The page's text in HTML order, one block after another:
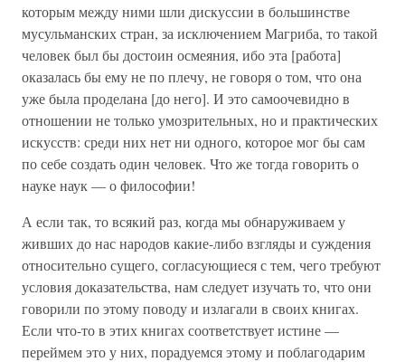
которым между ними шли дискуссии в большинстве
мусульманских стран, за исключением Магриба, то такой
человек был бы достоин осмеяния, ибо эта [работа]
оказалась бы ему не по плечу, не говоря о том, что она
уже была проделана [до него]. И это самоочевидно в
отношении не только умозрительных, но и практических
искусств: среди них нет ни одного, которое мог бы сам
по себе создать один человек. Что же тогда говорить о
науке наук — о философии!
А если так, то всякий раз, когда мы обнаруживаем у
живших до нас народов какие-либо взгляды и суждения
относительно сущего, согласующиеся с тем, чего требуют
условия доказательства, нам следует изучать то, что они
говорили по этому поводу и излагали в своих книгах.
Если что-то в этих книгах соответствует истине —
переймем это у них, порадуемся этому и поблагодарим